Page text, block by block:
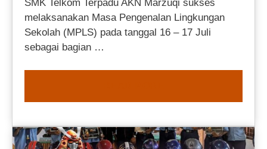
SMK Telkom Terpadu AKN Marzuqi sukses
melaksanakan Masa Pengenalan Lingkungan
Sekolah (MPLS) pada tanggal 16 – 17 Juli
sebagai bagian …